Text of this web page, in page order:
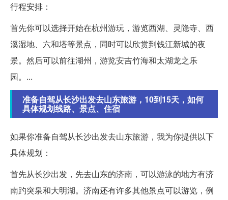
行程安排：
首先你可以选择开始在杭州游玩，游览西湖、灵隐寺、西
溪湿地、六和塔等景点，同时可以欣赏到钱江新城的夜
景。然后可以前往湖州，游览安吉竹海和太湖龙之乐
园。...
准备自驾从长沙出发去山东旅游，10到15天，如何
具体规划线路、景点、住宿
如果你准备自驾从长沙出发去山东旅游，我为你提供以下
具体规划：
首先从长沙出发，先去山东的济南，可以游泳的地方有济
南趵突泉和大明湖。济南还有许多其他景点可以游览，例